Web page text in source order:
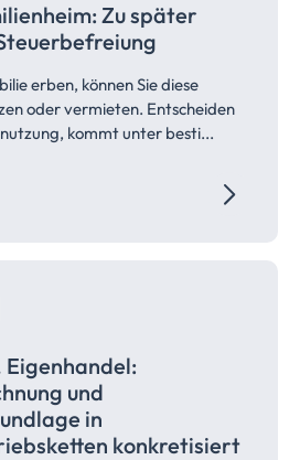
Zu später
erben, können Sie diese
oder vermieten. Entscheiden
kommt unter besti...
und
in
konkretisiert